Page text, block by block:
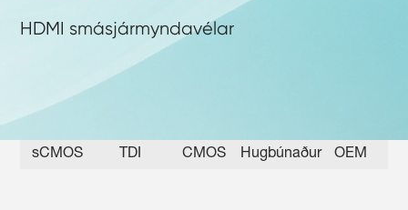
HDMI smásjármyndavélar
sCMOS TDI CMOS Hugbúnaður OEM